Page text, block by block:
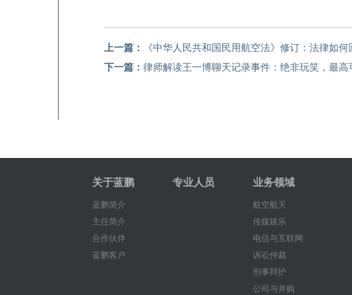
上一篇：
《中华人民共和国民用航空法》修订：法律如
下一篇： 律师解读王一博聊天记录事件：绝非玩笑，最高
关于蓝鹏
蓝鹏简介
主任简介
合作伙伴
蓝鹏客户
专业人员 业务领域
航空航天
传媒娱乐
电信与互联网
诉讼仲裁
刑事辩护
公司与并购